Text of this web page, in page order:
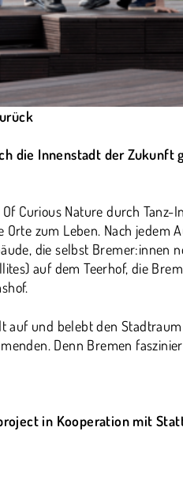
die Innenstadt der
Curious Nature durch
zum Leben. Nach
die selbst Bremer:innen
auf dem Teerhof, die
auf und belebt den
Denn Bremen
in Kooperation mit